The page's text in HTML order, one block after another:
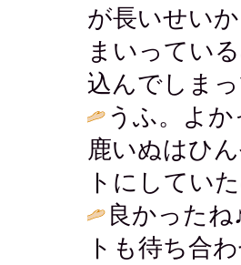
が長いせい
まいってい
込んでしま
うふ。よ
鹿いぬはひ
トにしてい
良かった
トも待ち合